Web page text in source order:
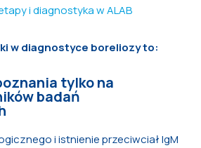
i diagnostyka w ALAB
w diagnostyce boreliozy to:
tylko na
badań
i istnienie przeciwciał IgM